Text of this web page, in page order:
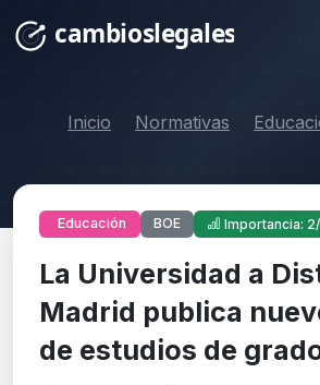
Inicio Normativas
Educación BOE Importancia: 2/
La Universidad a
Madrid publica
de estudios de